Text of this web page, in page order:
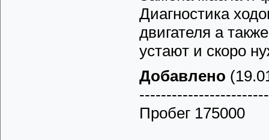
Диагностика
двигателя а
устают и скоро
Добавлено
Пробег 175000